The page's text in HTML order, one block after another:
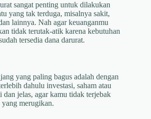
sangat penting untuk dilakukan
yang tak terduga, misalnya sakit,
lainnya. Nah agar keuanganmu
tidak terutak-atik karena kebutuhan
tersedia dana darurat.
yang paling bagus adalah dengan
dahulu investasi, saham atau
dan jelas, agar kamu tidak terjebak
merugikan.